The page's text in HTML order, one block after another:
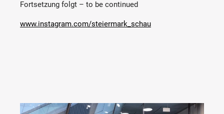
Fortsetzung folgt – to be continued
www.instagram.com/steiermark_schau